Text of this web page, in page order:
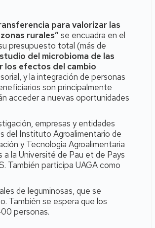
para valorizar las
rurales”se encuadra en el
presupuesto total (más de
del microbioma de las
los efectos del cambio
y la integración de personas
son principalmente
acceder a nuevas oportunidades
empresas y entidades
del Instituto Agroalimentario de
y Tecnología Agroalimentaria
la Université de Pau et de Pays
También participa UAGA como
de leguminosas, que se
También se espera que los
personas.